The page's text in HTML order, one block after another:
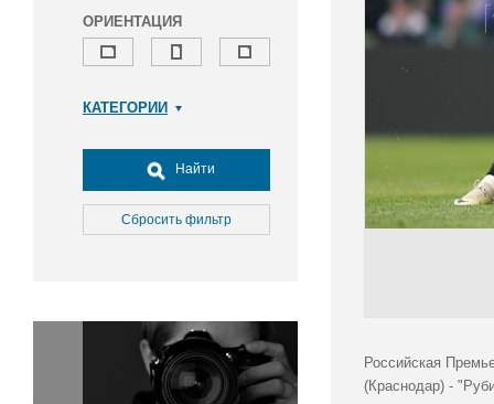
ОРИЕНТАЦИЯ
КАТЕГОРИИ
Досуг, туризм и отдых
Культура
Медицина
Окружающая среда
Политика
Правосудие
Найти
Сбросить фильтр
Российская
(Краснодар) -